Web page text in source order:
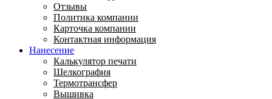
Отзывы
Политика компании
Карточка компании
Контактная информация
Нанесение
Калькулятор печати
Шелкография
Термотрансфер
Вышивка